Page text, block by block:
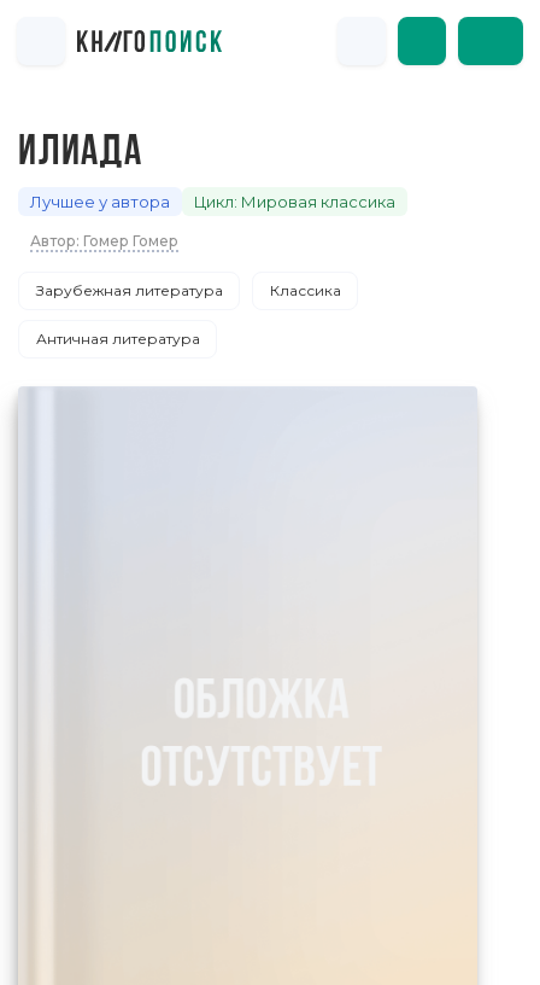
ИЛИАДА
Лучшее у автора Цикл: Мировая классика
Автор: Гомер Гомер
Зарубежная литература Классика
Античная литература